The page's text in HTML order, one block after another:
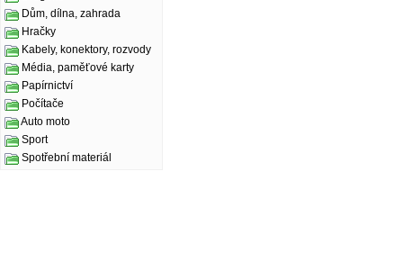
Dům, dílna, zahrada
Hračky
Kabely, konektory, rozvody
Média, paměťové karty
Papírnictví
Počítače
Auto moto
Sport
Spotřební materiál